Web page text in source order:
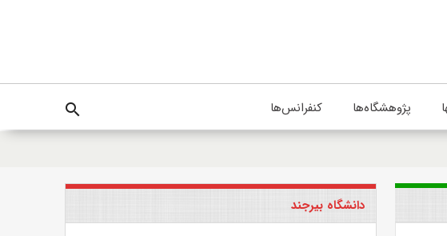
پژوهشگاه‌ها کنفرانس‌ها search
دانشگاه بیرجند